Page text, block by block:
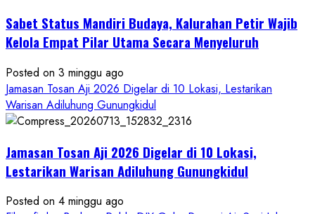
Nasional,
Ruwatan
Petilasan
Sendangwangi
Mohon
Restu
Hayuning
Bawono
Sabet Status Mandiri Budaya, Kalurahan Petir Wajib
Kelola Empat Pilar Utama Secara Menyeluruh
Posted on 3 minggu ago
Jamasan Tosan Aji 2026 Digelar di 10 Lokasi, Lestarikan
Warisan Adiluhung Gunungkidul
Jamasan Tosan Aji 2026 Digelar di 10 Lokasi,
Lestarikan Warisan Adiluhung Gunungkidul
Posted on 4 minggu ago